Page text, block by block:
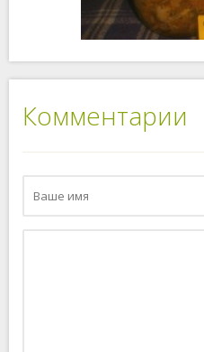
Комментарии